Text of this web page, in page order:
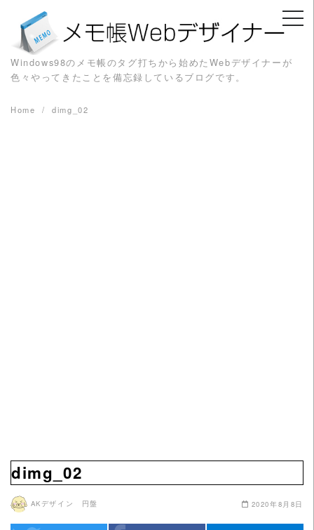
content
Windows98のメモ帳のタグ打ちから始めたWebデザイナーが
色々やってきたことを備忘録しているブログです。
Home dimg_02
dimg_02
AKデザイン 円盤 2020年8月8日